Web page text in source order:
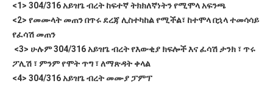
<1> 304/316 አይዝጌ ብረት ከፍተኛ ትክክለኛነትን የሚሞላ አፍንጫ
<2> የመሙላት መጠን በጥሩ ደረጃ ሊስተካከል የሚችል፣ ከተሞላ በኋላ ተመሳሳይ
የፈሳሽ መጠን
<3> ሁሉም 304/316 አይዝጌ ብረት የእውቂያ ክፍሎች እና ፈሳሽ ታንክ ፣ ጥሩ
ፖሊሽ ፣ ምንም የሞት ጥግ ፣ ለማጽዳት ቀላል
<4> 304/316 አይዝጌ ብረት መሙያ ፓምፕ